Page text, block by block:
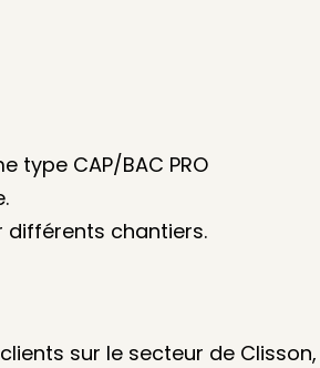
type CAP/BAC PRO
différents chantiers.
sur le secteur de Clisson,